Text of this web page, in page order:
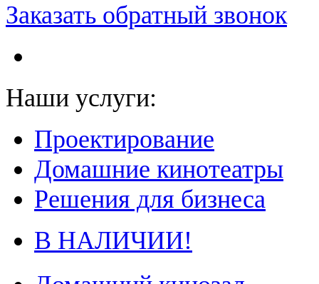
Заказать обратный звонок
Наши услуги:
Проектирование
Домашние кинотеатры
Решения для бизнеса
В НАЛИЧИИ!